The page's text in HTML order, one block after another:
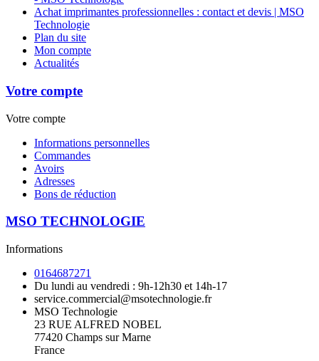
Achat imprimantes professionnelles : contact et devis | MSO
Technologie
Plan du site
Mon compte
Actualités
Votre compte
Votre compte
Informations personnelles
Commandes
Avoirs
Adresses
Bons de réduction
MSO TECHNOLOGIE
Informations
0164687271
Du lundi au vendredi : 9h-12h30 et 14h-17
service.commercial@msotechnologie.fr
MSO Technologie
23 RUE ALFRED NOBEL
77420 Champs sur Marne
France